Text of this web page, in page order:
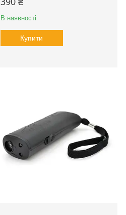
В наявності
Купити